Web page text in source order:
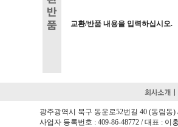
교환/반품 내용을 입력하십시오.
광주광역시 북구 동운로52번길 40 (동림동)
사업자 등록번호 : 409-86-48772 / 대표 : 이